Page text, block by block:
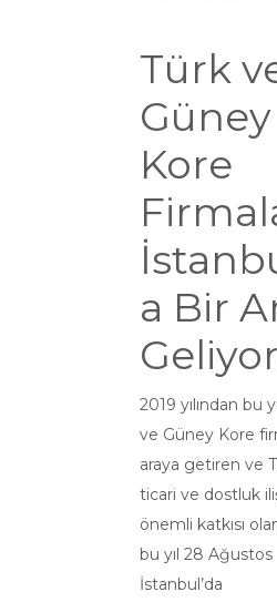
Türk
Güney
Kore
a Bir
2019 yılından bu
ve Güney Kore
araya getiren ve
ticari ve dostluk
önemli katkısı
bu yıl 28 Ağustos
İstanbul’da